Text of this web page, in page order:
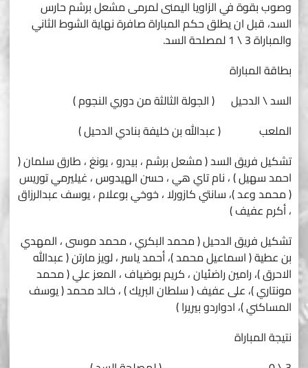
وصوب بقوة في الزاويا اليمنى لمرمى مشعل برشم حارس
السد، قبل ان يطلق حكم المباراة صافرة نهاية الشوط الثاني
والمباراة 3 \ 1 لمصلحة السد.
بطاقة المباراة
السد \ الدحيل ( الجولة الثالثة من دوري النجوم )
الملعب ( عبدالله بن خليفة بنادي الدحيل )
تشكيل فريق السد ( مشعل برشم ، بيدرو ، يونغ ، طارق سلمان (
احمد سهيل ) ، نام تاي هي ، حسن الهيدوس ، غيليرمي توريس
( محمد وعد )، سانتي كازورلا ، خوخي بوعلام ، يوسف عبدالرزاق
، أكرم عفيف )
تشكيل فريق الدحيل ( محمد البكري ، محمد موسى ، المهدي
بن عطية ( اسماعيل محمد )، أحمد ياسر ، لويز مارتن ( عبدالله
الاحرق )، رامين راضئيان ، كريم بوضياف ، المعز علي ( محمد
مونتاري )، على عفيف ( سلطان البريك ) ، خالد محمد ( يوسف
المساكني )، ادواردو بيريرا )
نتيجة المباراة